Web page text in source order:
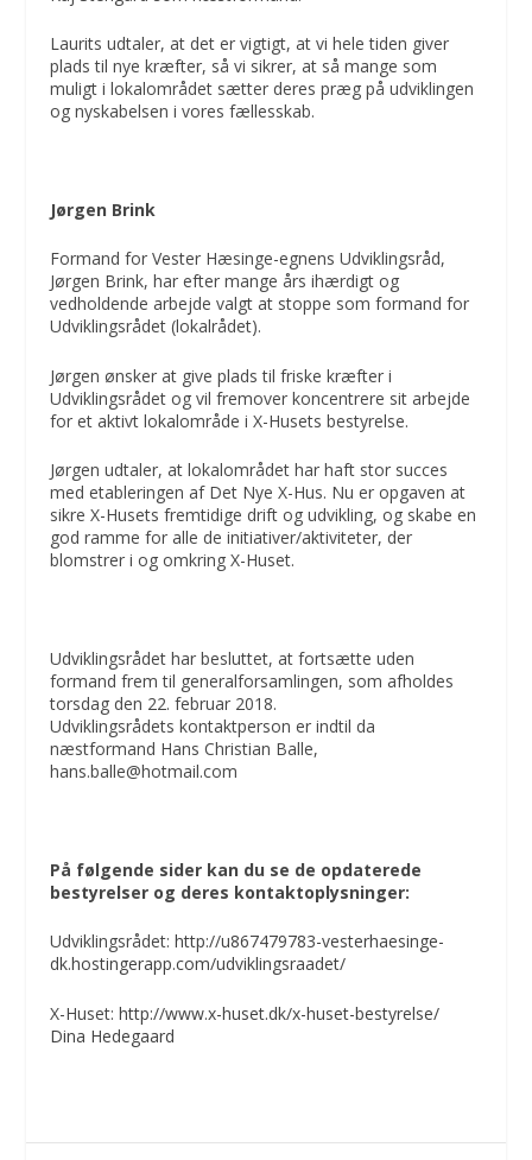
Laurits udtaler, at det er vigtigt, at vi hele tiden giver
plads til nye kræfter, så vi sikrer, at så mange som
muligt i lokalområdet sætter deres præg på udviklingen
og nyskabelsen i vores fællesskab.
Jørgen Brink
Formand for Vester Hæsinge-egnens Udviklingsråd,
Jørgen Brink, har efter mange års ihærdigt og
vedholdende arbejde valgt at stoppe som formand for
Udviklingsrådet (lokalrådet).
Jørgen ønsker at give plads til friske kræfter i
Udviklingsrådet og vil fremover koncentrere sit arbejde
for et aktivt lokalområde i X-Husets bestyrelse.
Jørgen udtaler, at lokalområdet har haft stor succes
med etableringen af Det Nye X-Hus. Nu er opgaven at
sikre X-Husets fremtidige drift og udvikling, og skabe en
god ramme for alle de initiativer/aktiviteter, der
blomstrer i og omkring X-Huset.
Udviklingsrådet har besluttet, at fortsætte uden
formand frem til generalforsamlingen, som afholdes
torsdag den 22. februar 2018.
Udviklingsrådets kontaktperson er indtil da
næstformand Hans Christian Balle,
hans.balle@hotmail.com
På følgende sider kan du se de opdaterede
bestyrelser og deres kontaktoplysninger:
Udviklingsrådet:http://u867479783-vesterhaesinge-
dk.hostingerapp.com/udviklingsraadet/
X-Huset:http://www.x-huset.dk/x-huset-bestyrelse/
Dina Hedegaard